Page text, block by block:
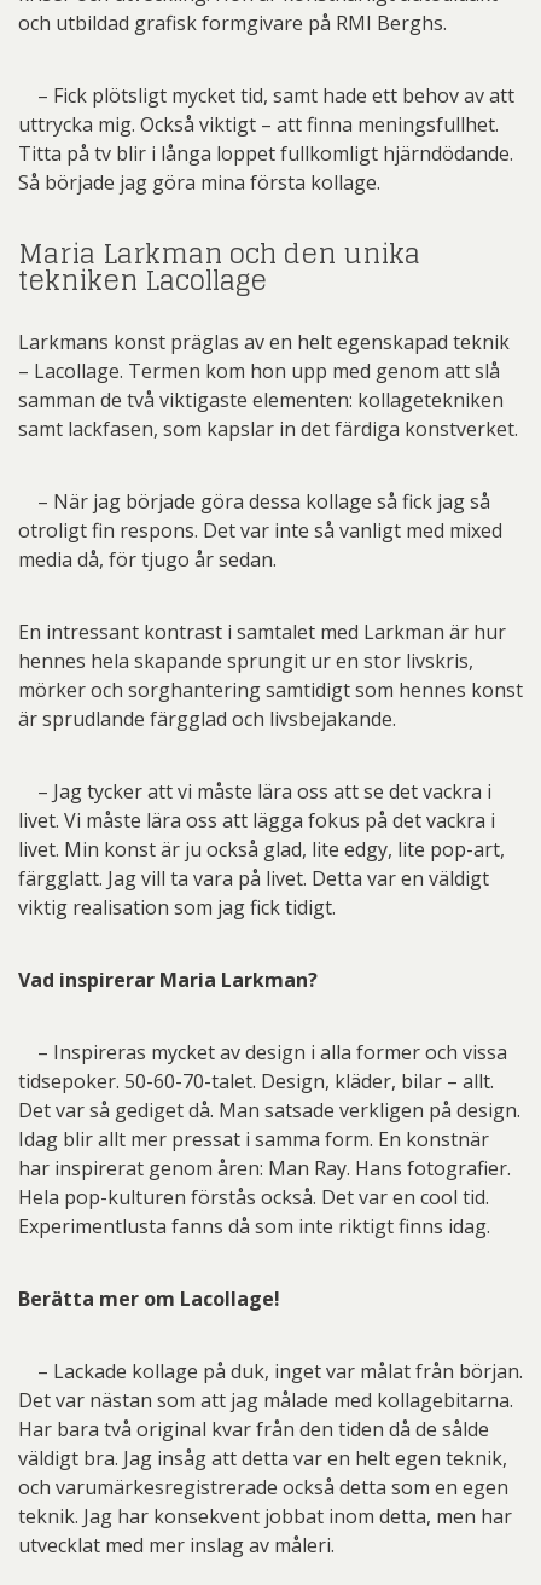
och utbildad grafisk formgivare på RMI Berghs.
– Fick plötsligt mycket tid, samt hade ett behov av att
uttrycka mig. Också viktigt – att finna meningsfullhet.
Titta på tv blir i långa loppet fullkomligt hjärndödande.
Så började jag göra mina första kollage.
Maria Larkman och den unika
tekniken Lacollage
Larkmans konst präglas av en helt egenskapad teknik
– Lacollage. Termen kom hon upp med genom att slå
samman de två viktigaste elementen: kollagetekniken
samt lackfasen, som kapslar in det färdiga konstverket.
– När jag började göra dessa kollage så fick jag så
otroligt fin respons. Det var inte så vanligt med mixed
media då, för tjugo år sedan.
En intressant kontrast i samtalet med Larkman är hur
hennes hela skapande sprungit ur en stor livskris,
mörker och sorghantering samtidigt som hennes konst
är sprudlande färgglad och livsbejakande.
– Jag tycker att vi måste lära oss att se det vackra i
livet. Vi måste lära oss att lägga fokus på det vackra i
livet. Min konst är ju också glad, lite edgy, lite pop-art,
färgglatt. Jag vill ta vara på livet. Detta var en väldigt
viktig realisation som jag fick tidigt.
Vad inspirerar Maria Larkman?
– Inspireras mycket av design i alla former och vissa
tidsepoker. 50-60-70-talet. Design, kläder, bilar – allt.
Det var så gediget då. Man satsade verkligen på design.
Idag blir allt mer pressat i samma form. En konstnär
har inspirerat genom åren: Man Ray. Hans fotografier.
Hela pop-kulturen förstås också. Det var en cool tid.
Experimentlusta fanns då som inte riktigt finns idag.
Berätta mer om Lacollage!
– Lackade kollage på duk, inget var målat från början.
Det var nästan som att jag målade med kollagebitarna.
Har bara två original kvar från den tiden då de sålde
väldigt bra. Jag insåg att detta var en helt egen teknik,
och varumärkesregistrerade också detta som en egen
teknik. Jag har konsekvent jobbat inom detta, men har
utvecklat med mer inslag av måleri.